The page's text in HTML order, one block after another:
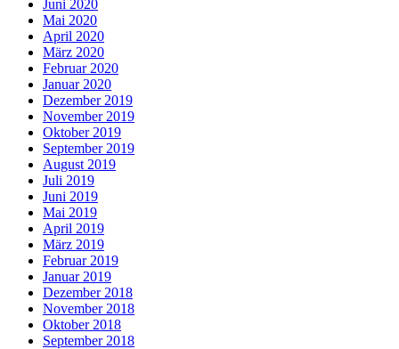
Juni 2020
Mai 2020
April 2020
März 2020
Februar 2020
Januar 2020
Dezember 2019
November 2019
Oktober 2019
September 2019
August 2019
Juli 2019
Juni 2019
Mai 2019
April 2019
März 2019
Februar 2019
Januar 2019
Dezember 2018
November 2018
Oktober 2018
September 2018